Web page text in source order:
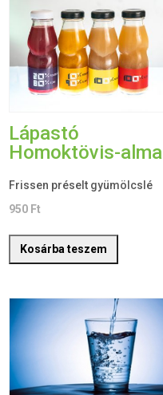
Lápastó
Homoktövis-alma
Frissen préselt gyümölcslé
950 Ft
Kosárba teszem